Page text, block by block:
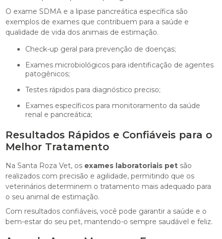
O exame SDMA e a lipase pancreática específica são
exemplos de exames que contribuem para a saúde e
qualidade de vida dos animais de estimação.
Check-up geral para prevenção de doenças;
Exames microbiológicos para identificação de agentes
patogênicos;
Testes rápidos para diagnóstico preciso;
Exames específicos para monitoramento da saúde
renal e pancreática;
Resultados Rápidos e Confiáveis para o
Melhor Tratamento
Na Santa Roza Vet, os exames laboratoriais pet são
realizados com precisão e agilidade, permitindo que os
veterinários determinem o tratamento mais adequado para
o seu animal de estimação.
Com resultados confiáveis, você pode garantir a saúde e o
bem-estar do seu pet, mantendo-o sempre saudável e feliz.